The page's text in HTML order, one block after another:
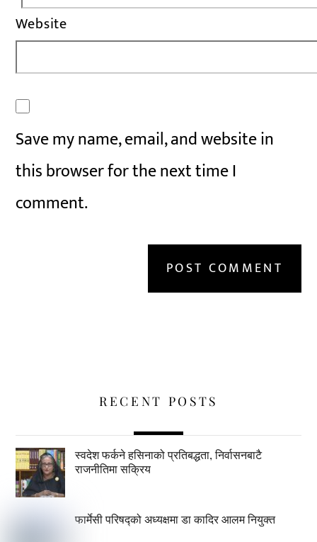
Website
Save my name, email, and website in
this browser for the next time I
comment.
RECENT POSTS
स्वदेश फर्कने हसिनाको प्रतिबद्धता, निर्वासनबाटै
राजनीतिमा सक्रिय
फार्मेसी परिषद्को अध्यक्षमा डा कादिर आलम नियुक्त